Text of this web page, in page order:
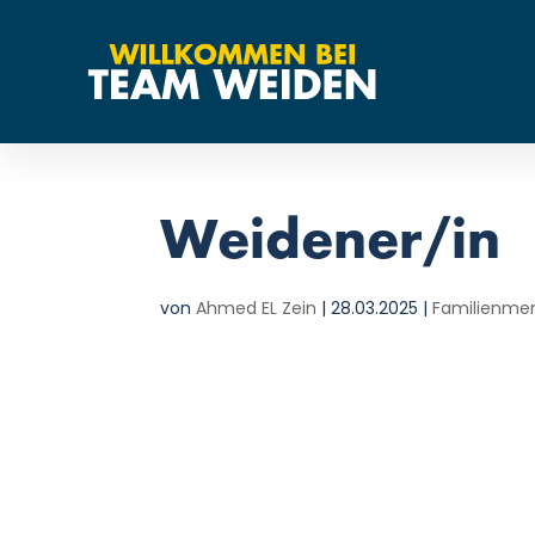
Weidener/in
vonAhmed EL Zein |28.03.2025 |